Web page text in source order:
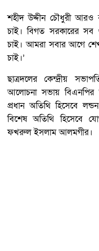
শহীদ উদ্দীন চৌধুরী আরও
চাই। বিগত সরকারের সব
চাই। আমরা সবার আগে শেখ
চাই।’
ছাত্রদলের কেন্দ্রীয়
আলোচনা সভায় বিএনপির
প্রধান অতিথি হিসেবে
বিশেষ অতিথি হিসেবে
ফখরুল ইসলাম আলমগীর।